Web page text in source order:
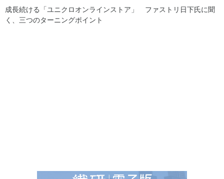
成長続ける「ユニクロオンラインストア」 ファストリ日下氏に聞
く、三つのターニングポイント